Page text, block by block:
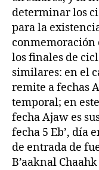
determinar los
para la
conmemoración
los finales de
similares: en el
remite a fechas
temporal; en
fecha Ajaw es
fecha 5 Eb’, día
de entrada de
B’aaknal